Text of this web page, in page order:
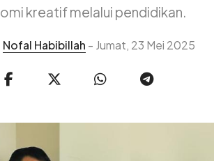
kreatif melalui pendidikan.
Nofal Habibillah - Jumat, 23 Mei 2025